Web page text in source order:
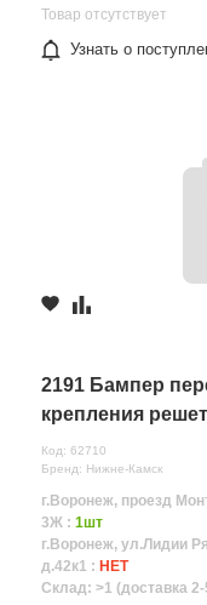
Товар отсутствует
Узнать о
2191 Бампер
крепления
Код: 62710
Бренд: Нижне-Камск
г.Воронеж, проезд
3Ж : 1шт
г.Воронеж, ул.Лидии
д.42к1 : НЕТ
Склад: >1 (доставка